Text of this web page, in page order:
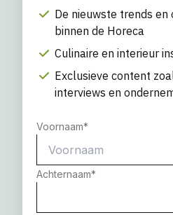
De nieuwste trends
binnen de Horeca
Culinaire en interieur
Exclusieve content
interviews en
Voornaam*
Achternaam*